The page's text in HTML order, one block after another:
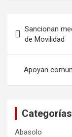
de
entradas
Sancionan
de Movilidad
Apoyan
Categorías
Abasolo